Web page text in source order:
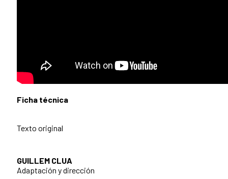
Ficha técnica
Texto original
GUILLEM CLUA
Adaptación y dirección